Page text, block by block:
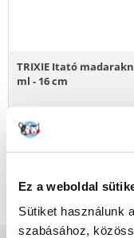
Ez a weboldal
Sütiket használunk
szabásához,
TRIXIE Itató
ml - 16 cm
743
KOSÁRBA